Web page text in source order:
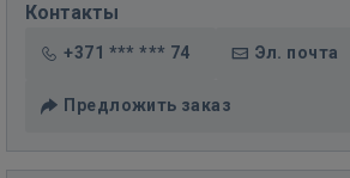
Контакты
+371 *** *** 74 Эл. почта
Предложить заказ